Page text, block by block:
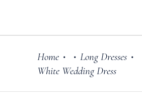
Home • • Long Dresses •
White Wedding Dress